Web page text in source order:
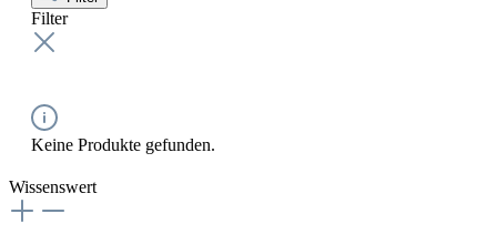
Filter
Keine Produkte gefunden.
Wissenswert